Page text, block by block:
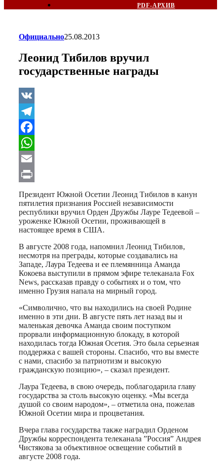
PDF-АРХИВ
Официально25.08.2013
Леонид Тибилов вручил
государственные награды
VK
Telegram
Facebook
WhatsApp
Email
Print
Президент Южной Осетии Леонид Тибилов в канун
пятилетия признания Россией независимости
республики вручил Орден Дружбы Лауре Тедеевой –
уроженке Южной Осетии, проживающей в
настоящее время в США.
В августе 2008 года, напомнил Леонид Тибилов,
несмотря на преграды, которые создавались на
Западе, Лаура Тедеева и ее племянница Аманда
Кокоева выступили в прямом эфире телеканала Foх
News, рассказав правду о событиях и о том, что
именно Грузия напала на мирный город.
«Символично, что вы находились на своей Родине
именно в эти дни. В августе пять лет назад вы и
маленькая девочка Аманда своим поступком
прорвали информационную блокаду, в которой
находилась тогда Южная Осетия. Это была серьезная
поддержка с вашей стороны. Спасибо, что вы вместе
с нами, спасибо за патриотизм и высокую
гражданскую позицию», – сказал президент.
Лаура Тедеева, в свою очередь, поблагодарила главу
государства за столь высокую оценку. «Мы всегда
душой со своим народом», – отметила она, пожелав
Южной Осетии мира и процветания.
Вчера глава государства также наградил Орденом
Дружбы корреспондента телеканала ”Россия” Андрея
Чистякова за объективное освещение событий в
августе 2008 года.